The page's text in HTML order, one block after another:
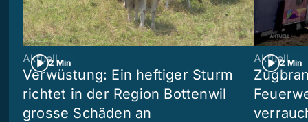
2 Min
Aktuell
Verwüstung: Ein heftiger Sturm
richtet in der Region Bottenwil
grosse Schäden an
2 Min
Aktuell